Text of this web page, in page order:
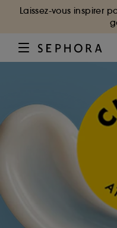
Laissez-vous inspirer